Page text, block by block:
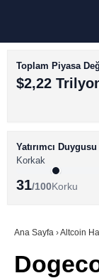
BİTCOİN
ALTCOİN
SÖZLÜK
Toplam Piyasa
$2,22
Yatırımcı Duygusu
Korkak
31/100Korku
Ana Sayfa ›Altcoin